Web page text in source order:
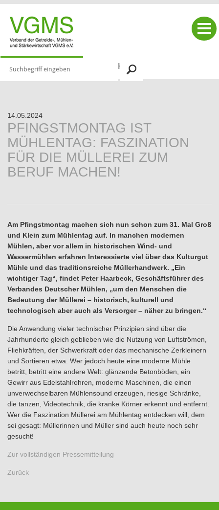
PRESSE & SERVICE ARTIKEL
14.05.2024
PFINGSTMONTAG IST
MÜHLENTAG: FASZINATION
FÜR DIE MÜLLEREI ZUM
BERUF MACHEN!
Am Pfingstmontag machen sich nun schon zum 31. Mal Groß
und Klein zum Mühlentag auf. In manchen modernen
Mühlen, aber vor allem in historischen Wind- und
Wassermühlen erfahren Interessierte viel über das Kulturgut
Mühle und das traditionsreiche Müllerhandwerk. „Ein
wichtiger Tag“, findet Peter Haarbeck, Geschäftsführer des
Verbandes Deutscher Mühlen, „um den Menschen die
Bedeutung der Müllerei – historisch, kulturell und
technologisch aber auch als Versorger – näher zu bringen.“
Die Anwendung vieler technischer Prinzipien sind über die
Jahrhunderte gleich geblieben wie die Nutzung von Luftströmen,
Fliehkräften, der Schwerkraft oder das mechanische Zerkleinern
und Sortieren etwa. Wer jedoch heute eine moderne Mühle
betritt, betritt eine andere Welt: glänzende Betonböden, ein
Gewirr aus Edelstahlrohren, moderne Maschinen, die einen
unverwechselbaren Mühlensound erzeugen, riesige Schränke,
die tanzen, Videotechnik, die kranke Körner erkennt und entfernt.
Wer die Faszination Müllerei am Mühlentag entdecken will, dem
sei gesagt: Müllerinnen und Müller sind auch heute noch sehr
gesucht!
Zur vollständigen Pressemitteilung
Zurück